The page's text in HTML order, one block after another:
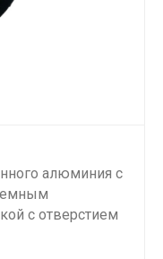
алюминия с
с отверстием